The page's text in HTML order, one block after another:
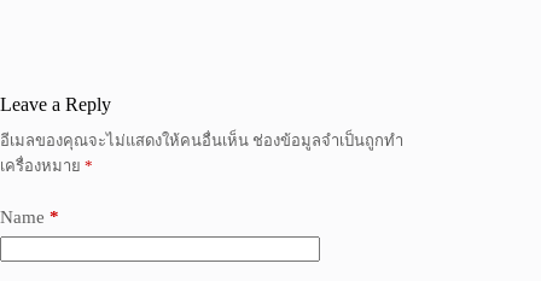
Leave a Reply
อีเมลของคุณจะไม่แสดงให้คนอื่นเห็น ช่องข้อมูลจำเป็นถูกทำ
เครื่องหมาย *
Name *